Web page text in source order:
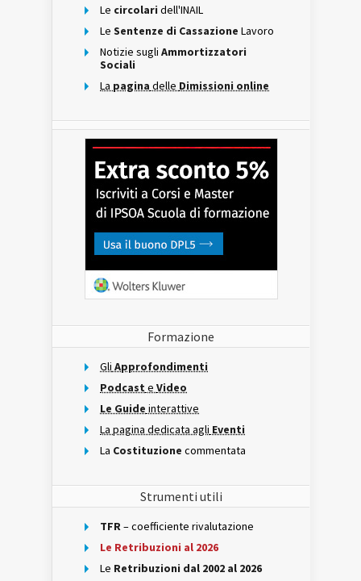
Le circolari dell'INAIL
Le Sentenze di Cassazione Lavoro
Notizie sugli Ammortizzatori
Sociali
La pagina delle Dimissioni online
Formazione
Gli Approfondimenti
Podcast e Video
Le Guide interattive
La pagina dedicata agli Eventi
La Costituzione commentata
Strumenti utili
TFR– coefficiente rivalutazione
Le Retribuzioni al 2026
Le Retribuzioni dal 2002 al 2026